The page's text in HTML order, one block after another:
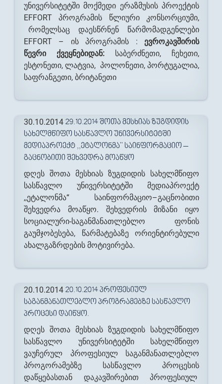
უნივერსიტეტში მოქმედი ერაზმუსის პროექტის
EFFORT პროგრამის წლიური კონსორციუმი,
რომელსაც დაესწრნენ წარმომადგენლები
EFFORT – ის პროგრამის : ევროკავშირის
წევრი ქვეყნებიდან: საბერძნეთი, ჩეხეთი,
ესტონეთი, ლატვია, პოლონეთი, პორტუგალია,
საფრანგეთი, ბრიტანეთი
30.10.2014 29.10.2014 ᲨᲝᲗᲐ ᲛᲔᲡᲮᲘᲐᲡ ᲖᲣᲒᲓᲘᲓᲘᲡ
ᲡᲐᲮᲔᲚᲛᲬᲘᲤᲝ ᲡᲐᲡᲬᲐᲕᲚᲝ ᲣᲜᲘᲕᲔᲠᲡᲘᲢᲔᲢᲨᲘ
ᲛᲔᲓᲘᲐᲞᲠᲝᲔᲥᲢ ,,ᲔᲢᲐᲚᲝᲜᲛᲐ'' ᲡᲐᲘᲜᲤᲝᲠᲛᲐᲪᲘᲝ –
ᲒᲐᲪᲜᲝᲑᲘᲗᲘ ᲨᲔᲮᲕᲔᲓᲠᲐ ᲛᲝᲐᲬᲧᲝ
დღეს შოთა მესხიას ზუგდიდის სახელმწიფო
სასწავლო უნივერსიტეტში მედიაპროექტ
,,ეტალონმა“ საინფორმაციო–გაცნობითი
შეხვედრა მოაწყო. შეხვედრის მიზანი იყო
სოციალური-საგანმანათლებლო ფონის
გაუმჯობესება, წარმატებაზე ორიენტირებული
ახალგაზრდების მოტივირება.
20.10.2014 20.10.2014 ᲞᲠᲝᲤᲔᲡᲘᲣᲚ
ᲡᲐᲒᲐᲜᲛᲐᲜᲐᲗᲚᲔᲑᲚᲝ ᲞᲠᲝᲒᲠᲐᲛᲔᲑᲖᲔ ᲡᲐᲡᲬᲐᲕᲚᲝ
ᲞᲠᲝᲪᲔᲡᲘ ᲓᲐᲘᲬᲧᲝ.
დღეს შოთა მესხიას ზუგდიდის სახელმწიფო
სასწავლო უნივერსიტეტში სახელმწიფო
ვაუჩერულ პროფესიულ საგანმანათლებლო
პროგორამებზე სასწავლო პროცესის
დაწყებასთან დაკავშირებით პროფესიულ